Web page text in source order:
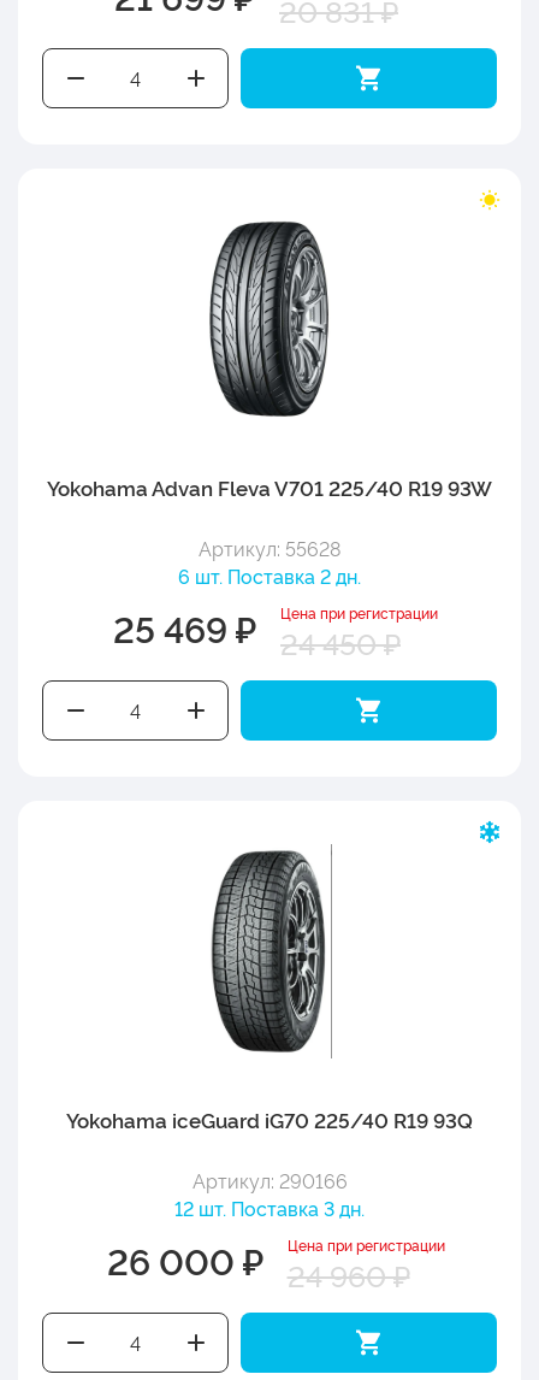
20 831 ₽
Yokohama Advan Fleva V701 225/40 R19 93W
Артикул: 55628
6 шт. Поставка 2 дн.
25 469 ₽ Цена при регистрации
24 450 ₽
Yokohama iceGuard iG70 225/40 R19 93Q
Артикул: 290166
12 шт. Поставка 3 дн.
26 000 ₽ Цена при регистрации
24 960 ₽